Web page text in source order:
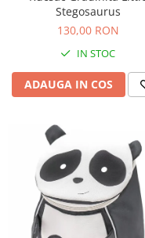
Figurine plus
Jucarii Montessori
Nevoi speciale si
Jucarii cu cifre
Seturi Numberblocks
Jucarii de motricitate
Jucarii fructe si legume
Puzzle-uri
Stegosaurus
130,00 RON
IN STOC
ADAUGA IN COS